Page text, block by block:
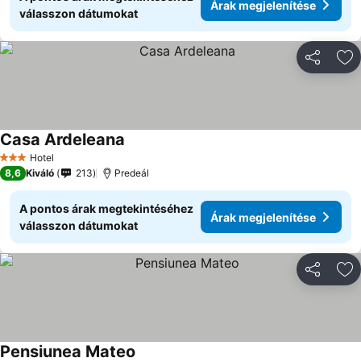
válasszon dátumokat
Árak megjelenítése
3 Kategória
Hotel
Casa Ardeleana
8,6 Kiváló 213 Predeál
A pontos árak megtekintéséhez
válasszon dátumokat
Árak megjelenítése
Pensiunea Mateo